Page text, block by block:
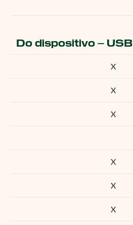
Do dispositivo – USB
X
X
X
X
X
X